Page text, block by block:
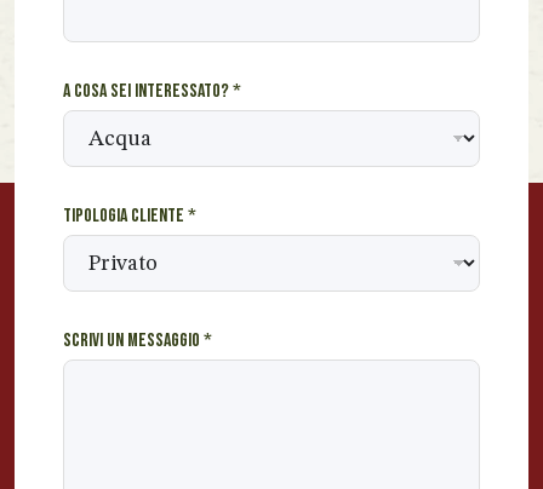
A cosa sei interessato?*
Tipologia cliente *
Scrivi un messaggio *